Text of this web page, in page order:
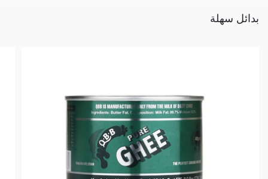
بدائل سهلة